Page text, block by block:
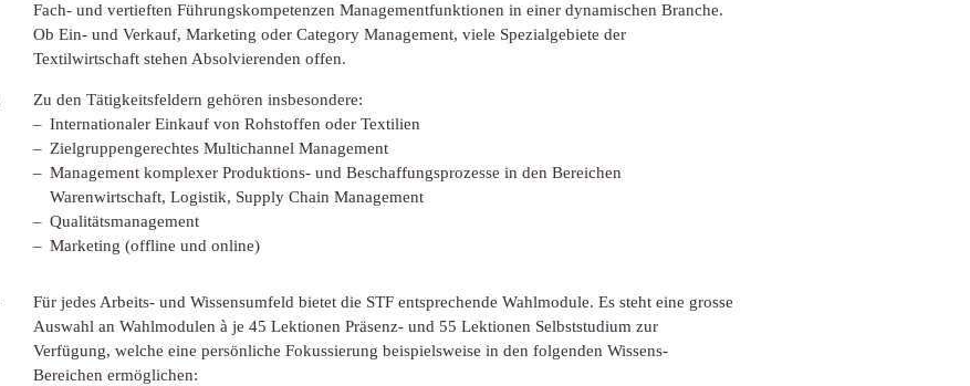
Fach- und vertieften Führungskompetenzen Managementfunktionen in einer dynamischen Branche.
Ob Ein- und Verkauf, Marketing oder Category Management, viele Spezialgebiete der
Textilwirtschaft stehen Absolvierenden offen.
Zu den Tätigkeitsfeldern gehören insbesondere:
Internationaler Einkauf von Rohstoffen oder Textilien
Zielgruppengerechtes Multichannel Management
Management komplexer Produktions- und Beschaffungsprozesse in den Bereichen
Warenwirtschaft, Logistik, Supply Chain Management
Qualitätsmanagement
Marketing (offline und online)
Für jedes Arbeits- und Wissensumfeld bietet die STF entsprechende Wahlmodule. Es steht eine grosse
Auswahl an Wahlmodulen à je 45 Lektionen Präsenz- und 55 Lektionen Selbststudium zur
Verfügung, welche eine persönliche Fokussierung beispielsweise in den folgenden Wissens-
Bereichen ermöglichen: